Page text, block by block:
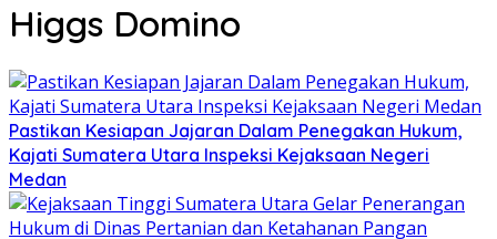
Higgs Domino
Pastikan Kesiapan Jajaran Dalam Penegakan Hukum,
Kajati Sumatera Utara Inspeksi Kejaksaan Negeri
Medan